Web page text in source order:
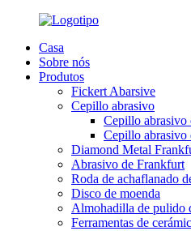
Casa
Sobre nós
Produtos
Fickert Abarsive
Cepillo abrasivo
Cepillo abrasivo
Cepillo abrasivo
Diamond Metal
Abrasivo de Frankfurt
Roda de achaflanado
Disco de moenda
Almohadilla de pulido
Ferramentas de